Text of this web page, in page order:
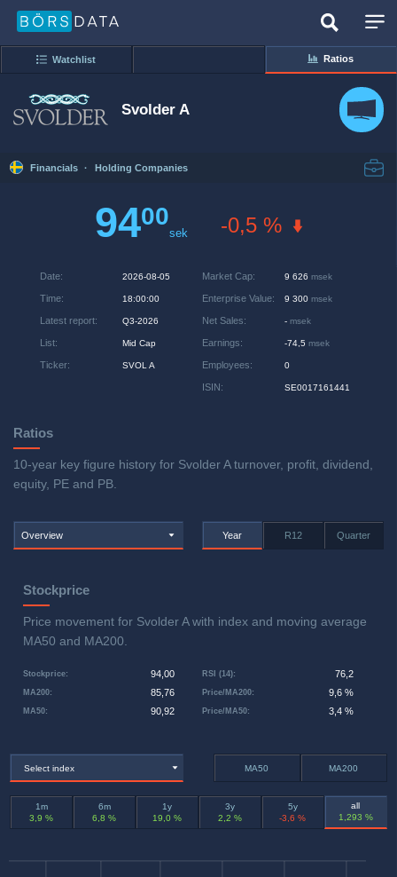
Watchlist Ratios
Svolder A
Financials · Holding Companies
9400
sek -0,5 %
Date: 2026-08-05
Time: 18:00:00
Latest report: Q3-2026
List: Mid Cap
Ticker: SVOL A
Market Cap: 9 626 msek
Enterprise Value: 9 300 msek
Net Sales: - msek
Earnings: -74,5 msek
Employees: 0
ISIN: SE0017161441
Ratios
10-year key figure history for Svolder A turnover, profit, dividend,
equity, PE and PB.
Overview Year R12 Quarter
Stockprice
Price movement for Svolder A with index and moving average
MA50 and MA200.
Stockprice: 94,00
MA50: 90,92
MA200: 85,76 Price/MA200: 9,6 %
RSI (14): 76,2
Price/MA50: 3,4 %
Select index MA50 MA200
1m
3,9 %
6m
6,8 %
1y
19,0 %
3y
2,2 %
5y
-3,6 %
all
1,293 %